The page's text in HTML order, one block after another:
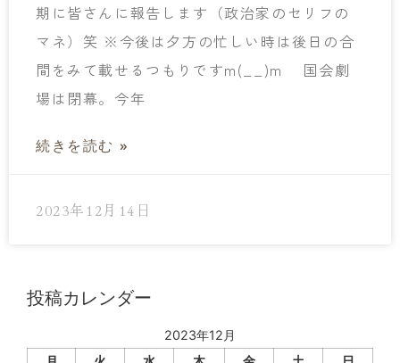
期に皆さんに報告します（政治家のセリフの
マネ）笑 ※今後は夕方の忙しい時は後日の合
間をみて載せるつもりですm(__)m 国会劇
場は閉幕。今年
続きを読む »
2023年12月14日
投稿カレンダー
2023年12月